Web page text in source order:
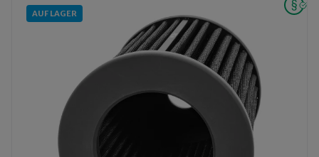
AUF LAGER